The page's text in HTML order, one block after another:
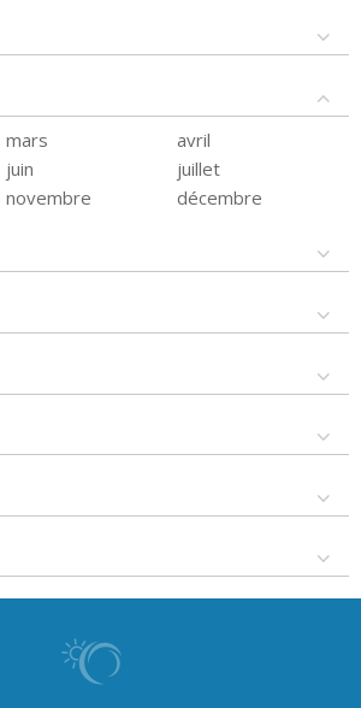
mars
avril
juin
juillet
novembre décembre